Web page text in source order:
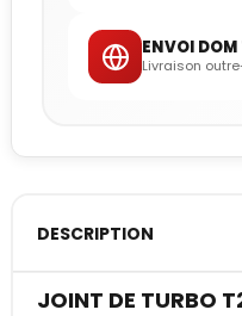
ENVOI
Livraison
DESCRIPTION
JOINT DE TURBO